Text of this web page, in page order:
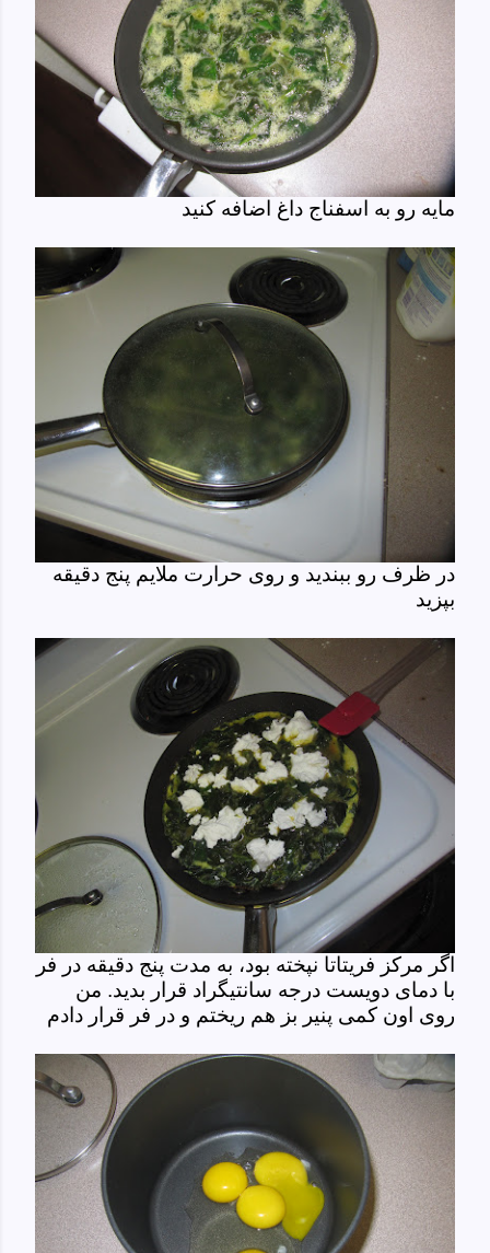
مایه رو به اسفناج داغ اضافه کنید
در ظرف رو ببندید و روی حرارت ملایم پنج دقیقه
بپزید
اگر مرکز فریتاتا نپخته بود، به مدت پنج دقیقه در فر
با دمای دویست درجه سانتیگراد قرار بدید. من
روی اون کمی پنیر بز هم ریختم و در فر قرار دادم